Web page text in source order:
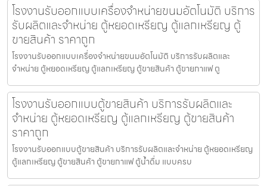
โรงงานรับออกแบบเครื่องจำหน่ายขนม​อัตโนมัติ บริการ
รับผลิตและจำหน่าย ตู้หยอดเหรียญ ตู้แลกเหรียญ ตู้
ขายสินค้า ราคาถูก
โรงงานรับออกแบบเครื่องจำหน่ายขนม​อัตโนมัติ บริการรับผลิตและ
จำหน่าย ตู้หยอดเหรียญ ตู้แลกเหรียญ ตู้ขายสินค้า ตู้ขายกาแฟ ตู
โรงงานรับออกแบบตู้ขายสินค้า บริการรับผลิตและ
จำหน่าย ตู้หยอดเหรียญ ตู้แลกเหรียญ ตู้ขายสินค้า
ราคาถูก
โรงงานรับออกแบบตู้ขายสินค้า บริการรับผลิตและจำหน่าย ตู้หยอดเหรียญ
ตู้แลกเหรียญ ตู้ขายสินค้า ตู้ขายกาแฟ ตู้น้ำดื่ม แบบครบ